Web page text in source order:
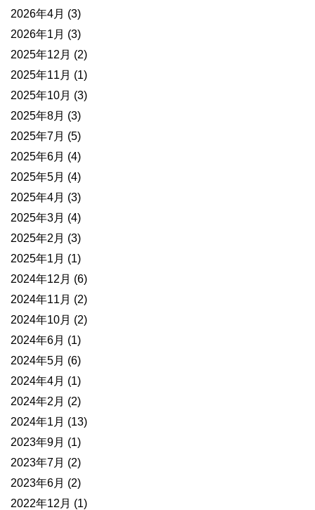
2026年4月 (3)
2026年1月 (3)
2025年12月 (2)
2025年11月 (1)
2025年10月 (3)
2025年8月 (3)
2025年7月 (5)
2025年6月 (4)
2025年5月 (4)
2025年4月 (3)
2025年3月 (4)
2025年2月 (3)
2025年1月 (1)
2024年12月 (6)
2024年11月 (2)
2024年10月 (2)
2024年6月 (1)
2024年5月 (6)
2024年4月 (1)
2024年2月 (2)
2024年1月 (13)
2023年9月 (1)
2023年7月 (2)
2023年6月 (2)
2022年12月 (1)